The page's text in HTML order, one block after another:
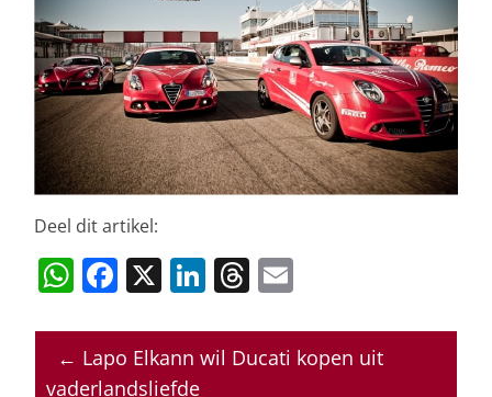
Deel dit artikel:
W
at
s
F
c
e
X Li
k
e
T
re
a
ai
l
← Lapo Elkann wil Ducati kopen uit
vaderlandsliefde